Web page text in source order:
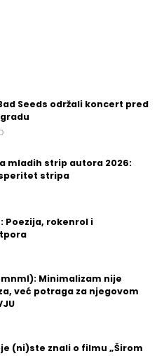
Seeds održali koncert pred
mladih strip autora 2026:
stripa
Poezija, rokenrol i
Minimalizam nije
već potraga za njegovom
(ni)ste znali o filmu „Širom